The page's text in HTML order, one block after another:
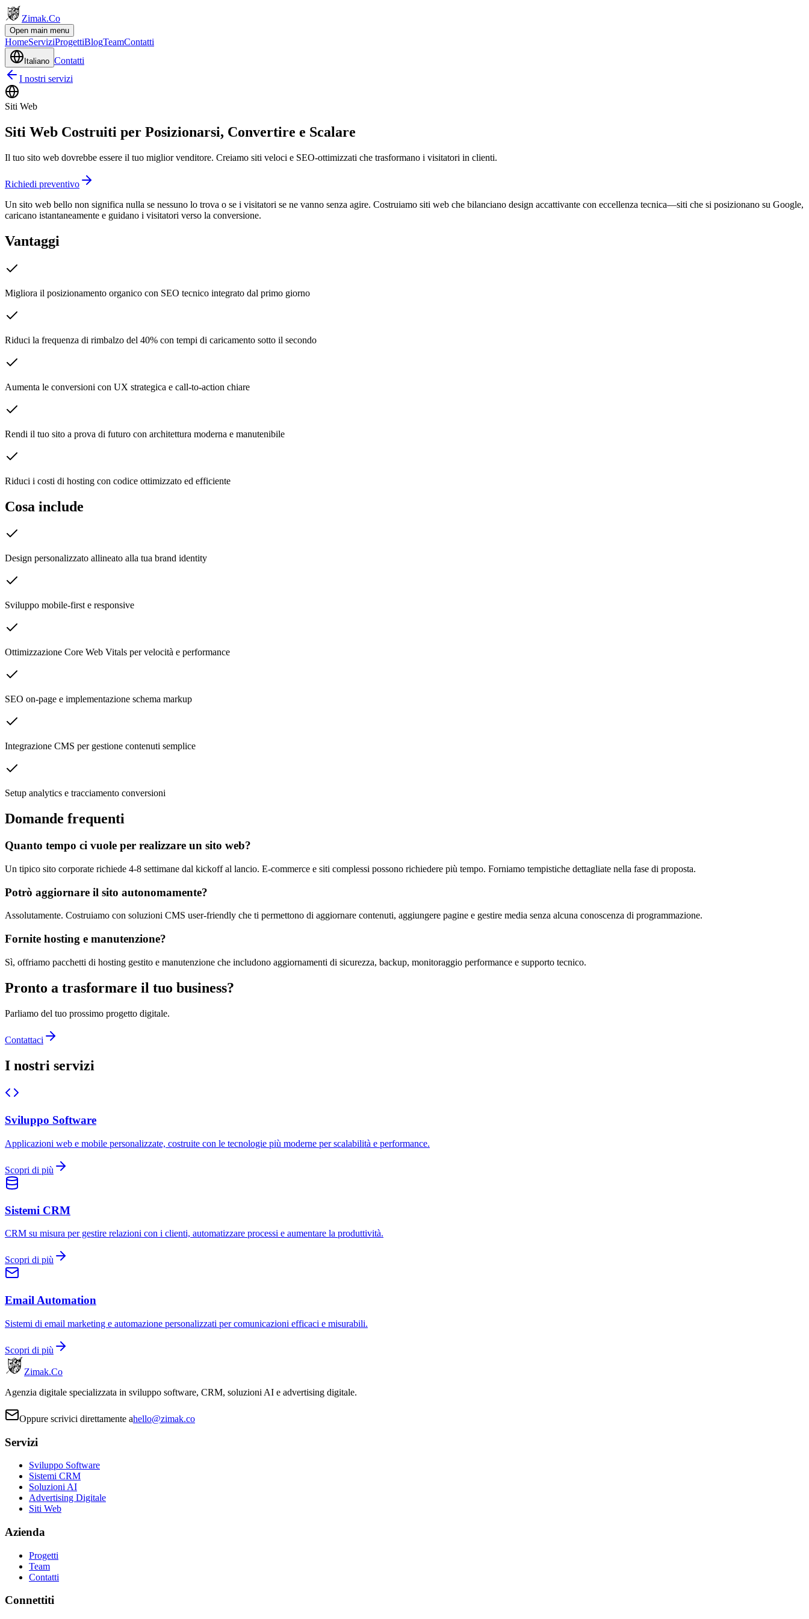
Zimak.Co
Open main menu
HomeServiziProgettiBlogTeamContatti
Italiano Contatti
I nostri servizi
Siti Web
Siti Web Costruiti per Posizionarsi, Convertire e Scalare
Il tuo sito web dovrebbe essere il tuo miglior venditore. Creiamo siti veloci e SEO-ottimizzati che trasformano i visitatori in clienti.
Richiedi preventivo
Un sito web bello non significa nulla se nessuno lo trova o se i visitatori se ne vanno senza agire. Costruiamo siti web che bilanciano design accattivante con eccellenza tecnica—siti che si posizionano su Google,
caricano istantaneamente e guidano i visitatori verso la conversione.
Vantaggi
Migliora il posizionamento organico con SEO tecnico integrato dal primo giorno
Riduci la frequenza di rimbalzo del 40% con tempi di caricamento sotto il secondo
Aumenta le conversioni con UX strategica e call-to-action chiare
Rendi il tuo sito a prova di futuro con architettura moderna e manutenibile
Riduci i costi di hosting con codice ottimizzato ed efficiente
Cosa include
Design personalizzato allineato alla tua brand identity
Sviluppo mobile-first e responsive
Ottimizzazione Core Web Vitals per velocità e performance
SEO on-page e implementazione schema markup
Integrazione CMS per gestione contenuti semplice
Setup analytics e tracciamento conversioni
Domande frequenti
Quanto tempo ci vuole per realizzare un sito web?
Un tipico sito corporate richiede 4-8 settimane dal kickoff al lancio. E-commerce e siti complessi possono richiedere più tempo. Forniamo tempistiche dettagliate nella fase di proposta.
Potrò aggiornare il sito autonomamente?
Assolutamente. Costruiamo con soluzioni CMS user-friendly che ti permettono di aggiornare contenuti, aggiungere pagine e gestire media senza alcuna conoscenza di programmazione.
Fornite hosting e manutenzione?
Sì, offriamo pacchetti di hosting gestito e manutenzione che includono aggiornamenti di sicurezza, backup, monitoraggio performance e supporto tecnico.
Pronto a trasformare il tuo business?
Parliamo del tuo prossimo progetto digitale.
Contattaci
I nostri servizi
Sviluppo Software
Applicazioni web e mobile personalizzate, costruite con le tecnologie più moderne per scalabilità e performance.
Scopri di più
Sistemi CRM
CRM su misura per gestire relazioni con i clienti, automatizzare processi e aumentare la produttività.
Scopri di più
Email Automation
Sistemi di email marketing e automazione personalizzati per comunicazioni efficaci e misurabili.
Scopri di più
Zimak.Co
Agenzia digitale specializzata in sviluppo software, CRM, soluzioni AI e advertising digitale.
Oppure scrivici direttamente ahello@zimak.co
Servizi
Sviluppo Software
Sistemi CRM
Soluzioni AI
Advertising Digitale
Siti Web
Azienda
Progetti
Team
Contatti
Connettiti